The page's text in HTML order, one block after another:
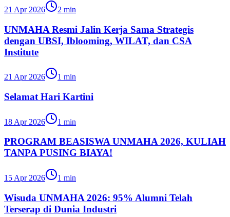
21 Apr 2026
2 min
UNMAHA Resmi Jalin Kerja Sama Strategis
dengan UBSI, Iblooming, WILAT, dan CSA
Institute
21 Apr 2026 1 min
Selamat Hari Kartini
18 Apr 2026 1 min
PROGRAM BEASISWA UNMAHA 2026, KULIAH
TANPA PUSING BIAYA!
15 Apr 2026 1 min
Wisuda UNMAHA 2026: 95% Alumni Telah
Terserap di Dunia Industri